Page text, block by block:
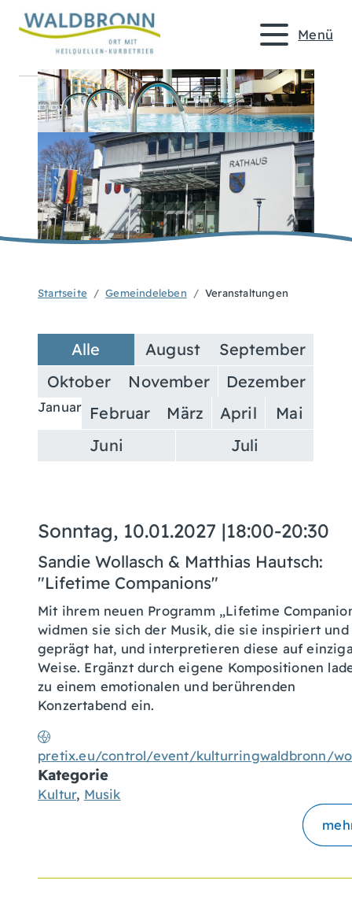
Menü
Startseite Gemeindeleben Veranstaltungen
Alle August
September
Oktober
November Dezember
Januar Februar März April
Mai
Juni
Juli
Sonntag, 10.01.2027 |18:00-20:30
Sandie Wollasch & Matthias Hautsch:
"Lifetime Companions"
pretix.eu/control/event/kulturringwaldbronn/
Mit ihrem neuen Programm „Lifetime
widmen sie sich der Musik, die sie inspiriert und
geprägt hat, und interpretieren diese auf
Weise. Ergänzt durch eigene Kompositionen
zu einem emotionalen und berührenden
Konzertabend ein.
Kategorie
Kultur, Musik